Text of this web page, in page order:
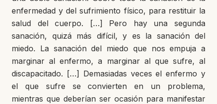
enfermedad y del sufrimiento físico, para restituir la
salud del cuerpo. […] Pero hay una segunda
sanación, quizá más difícil, y es la sanación del
miedo. La sanación del miedo que nos empuja a
marginar al enfermo, a marginar al que sufre, al
discapacitado. […] Demasiadas veces el enfermo y
el que sufre se convierten en un problema,
mientras que deberían ser ocasión para manifestar